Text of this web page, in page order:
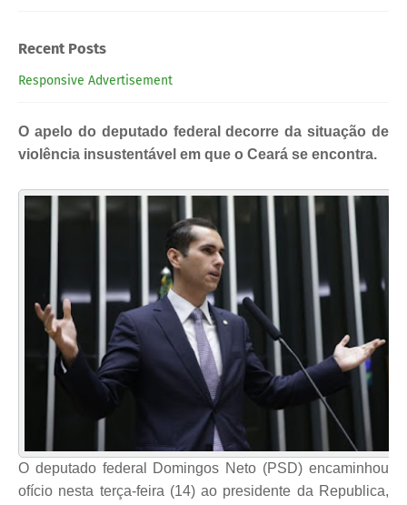
Recent Posts
Responsive Advertisement
O apelo do deputado federal decorre da situação de
violência insustentável em que o Ceará se encontra.
O deputado federal Domingos Neto (PSD) encaminhou
ofício nesta terça-feira (14) ao presidente da Republica,